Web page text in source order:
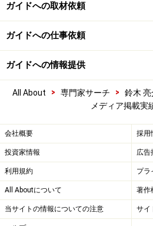
ガイドへの取材依頼
ガイドへの仕事依頼
ガイドへの情報提供
All About > 専門家サーチ > 鈴木
メディア掲載実
会社概要 採用
投資家情報 広告
利用規約 プラ
All Aboutについて 著作
当サイトの情報についての注意 サイ